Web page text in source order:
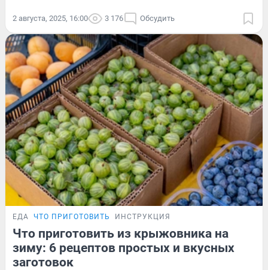
2 августа, 2025, 16:00 3 176 Обсудить
ЕДА ЧТО ПРИГОТОВИТЬ ИНСТРУКЦИЯ
Что приготовить из крыжовника на
зиму: 6 рецептов простых и вкусных
заготовок